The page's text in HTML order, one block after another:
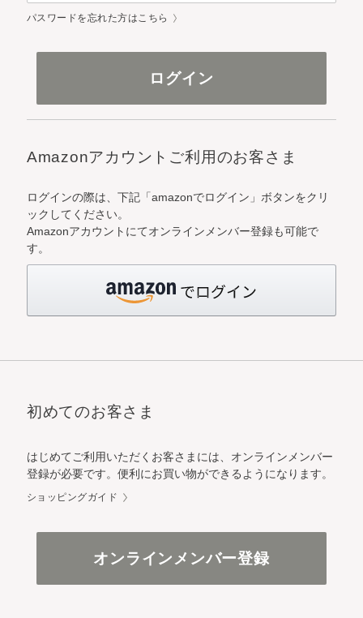
パスワードを忘れた方はこちら
Amazonアカウントご利用のお客さま
ログインの際は、下記「amazonでログイン」ボタンをクリ
ックしてください。
Amazonアカウントにてオンラインメンバー登録も可能で
す。
初めてのお客さま
はじめてご利用いただくお客さまには、オンラインメンバー
登録が必要です。便利にお買い物ができるようになります。
ショッピングガイド
オンラインメンバー登録